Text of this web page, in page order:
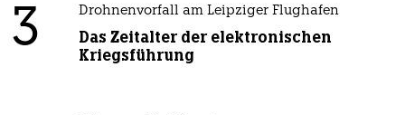
3 Drohnenvorfall am Leipziger Flughafen
Das Zeitalter der elektronischen
Kriegsführung